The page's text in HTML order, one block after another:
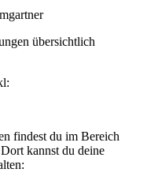
übersichtlich
findest du im Bereich
kannst du deine